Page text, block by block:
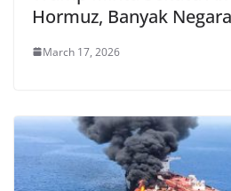
Hormuz, Banyak
March 17, 2026